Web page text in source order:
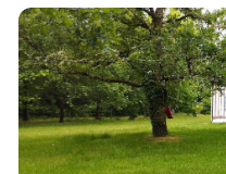
piscine (à partager avec les
détendre et profiter de bons